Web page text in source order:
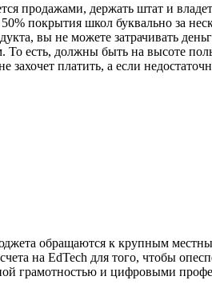
продажами, держать штат и
покрытия школ буквально за
вы не можете затрачивать
То есть, должны быть на высоте
платить, а если
обращаются к крупным
на EdTech для того, чтобы
грамотностью и цифровыми